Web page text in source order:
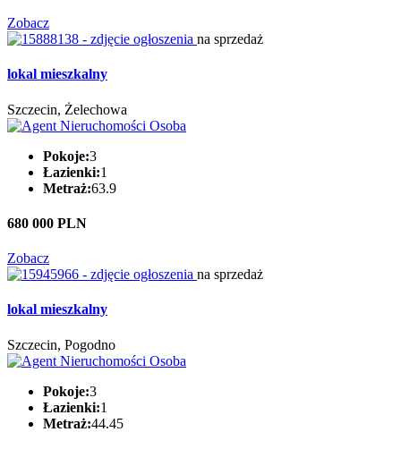
Zobacz
na sprzedaż
lokal mieszkalny
Szczecin, Żelechowa
Pokoje:3
Łazienki:1
Metraż:63.9
680 000 PLN
Zobacz
na sprzedaż
lokal mieszkalny
Szczecin, Pogodno
Pokoje:3
Łazienki:1
Metraż:44.45